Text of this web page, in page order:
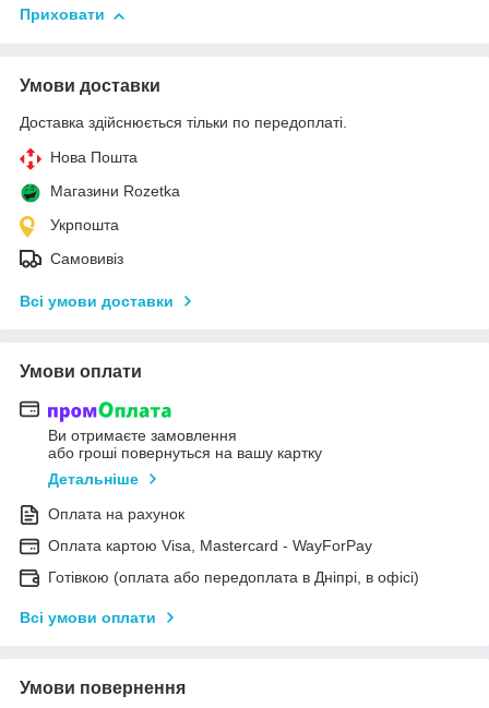
Приховати
Умови доставки
Доставка здійснюється тільки по передоплаті.
Нова Пошта
Магазини Rozetka
Укрпошта
Самовивіз
Всі умови доставки
Умови оплати
Ви отримаєте замовлення
або гроші повернуться на вашу картку
Детальніше
Оплата на рахунок
Оплата картою Visa, Mastercard - WayForPay
Готівкою (оплата або передоплата в Дніпрі, в офісі)
Всі умови оплати
Умови повернення